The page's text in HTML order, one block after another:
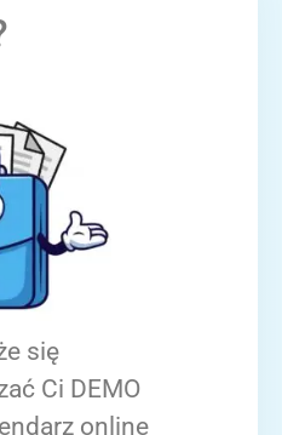
się
Ci DEMO
online